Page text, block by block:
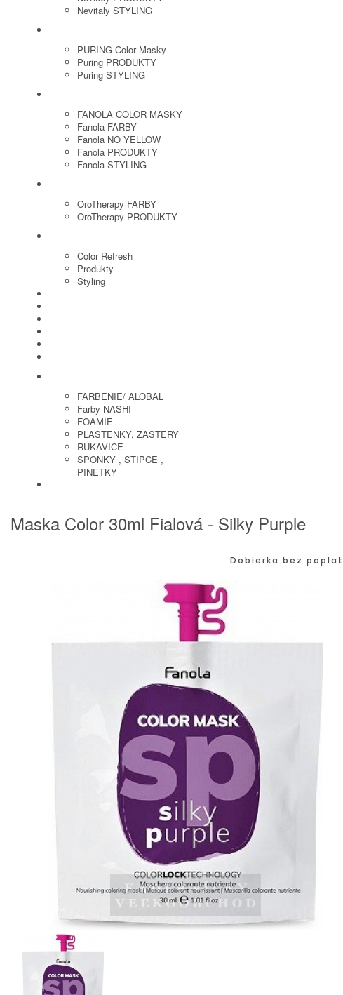
Nevitaly STYLING
PURING Color Masky
Puring PRODUKTY
Puring STYLING
FANOLA COLOR MASKY
Fanola FARBY
Fanola NO YELLOW
Fanola PRODUKTY
Fanola STYLING
OroTherapy FARBY
OroTherapy PRODUKTY
Color Refresh
Produkty
Styling
FARBENIE/ ALOBAL
Farby NASHI
FOAMIE
PLASTENKY, ZASTERY
RUKAVICE
SPONKY , STIPCE ,
PINETKY
Maska Color 30ml Fialová - Silky Purple
Dobierka bez